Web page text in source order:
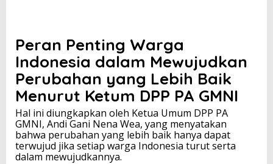
Peran Penting Warga
Indonesia dalam Mewujudkan
Perubahan yang Lebih Baik
Menurut Ketum DPP PA GMNI
Hal ini diungkapkan oleh Ketua Umum DPP PA
GMNI, Andi Gani Nena Wea, yang menyatakan
bahwa perubahan yang lebih baik hanya dapat
terwujud jika setiap warga Indonesia turut serta
dalam mewujudkannya.